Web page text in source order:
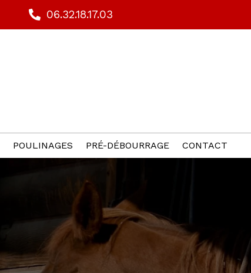
06.32.18.17.03
POULINAGES PRÉ-DÉBOURRAGE CONTACT